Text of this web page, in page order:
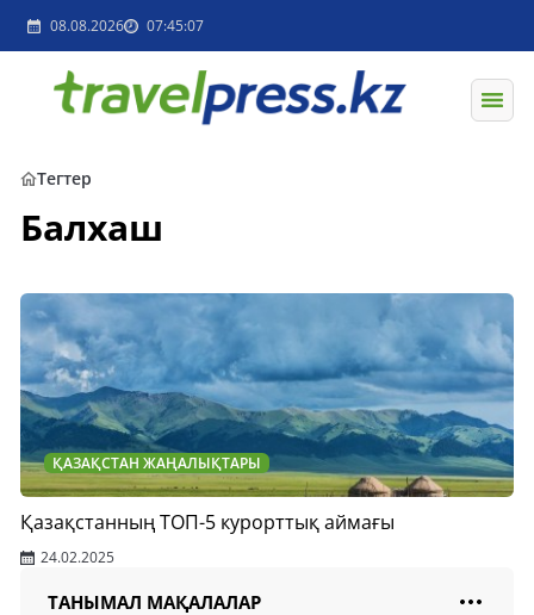
08.08.2026 07:45:07
Тегтер
Балхаш
ҚАЗАҚСТАН ЖАҢАЛЫҚТАРЫ
Қазақстанның ТОП-5 курорттық аймағы
24.02.2025
ТАНЫМАЛ МАҚАЛАЛАР